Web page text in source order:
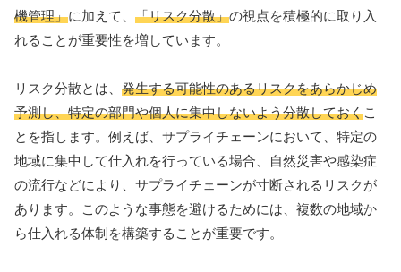
機管理」に加えて、 「リスク分散」の視点を積極的に取り入
れることが重要性を増しています。
リスク分散とは、 発生する可能性のあるリスクをあらかじめ
予測し、特定の部門や個人に集中しないよう分散しておくこ
とを指します。例えば、サプライチェーンにおいて、特定の
地域に集中して仕入れを行っている場合、自然災害や感染症
の流行などにより、サプライチェーンが寸断されるリスクが
あります。このような事態を避けるためには、複数の地域か
ら仕入れる体制を構築することが重要です。